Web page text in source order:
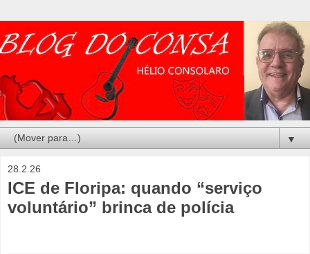
▼
28.2.26
ICE de Floripa: quando “serviço
voluntário” brinca de polícia